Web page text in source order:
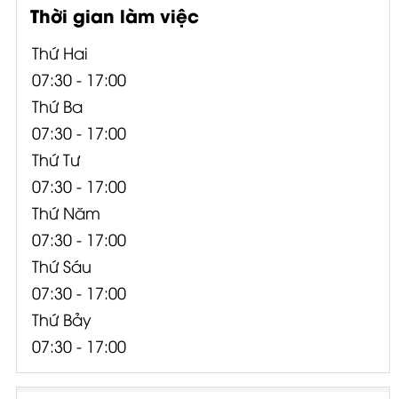
Thời gian làm việc
Thứ Hai
07:30 - 17:00
Thứ Ba
07:30 - 17:00
Thứ Tư
07:30 - 17:00
Thứ Năm
07:30 - 17:00
Thứ Sáu
07:30 - 17:00
Thứ Bảy
07:30 - 17:00